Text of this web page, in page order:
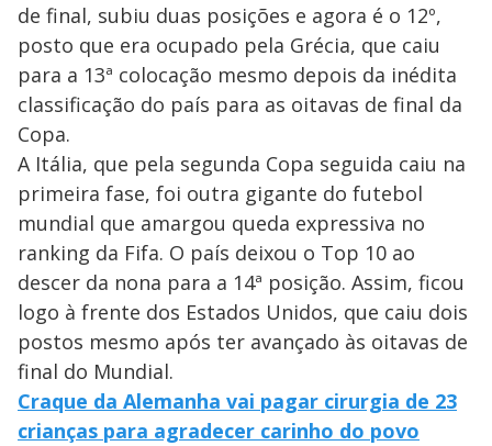
de final, subiu duas posições e agora é o 12º,
posto que era ocupado pela Grécia, que caiu
para a 13ª colocação mesmo depois da inédita
classificação do país para as oitavas de final da
Copa.
A Itália, que pela segunda Copa seguida caiu na
primeira fase, foi outra gigante do futebol
mundial que amargou queda expressiva no
ranking da Fifa. O país deixou o Top 10 ao
descer da nona para a 14ª posição. Assim, ficou
logo à frente dos Estados Unidos, que caiu dois
postos mesmo após ter avançado às oitavas de
final do Mundial.
Craque da Alemanha vai pagar cirurgia de 23
crianças para agradecer carinho do povo